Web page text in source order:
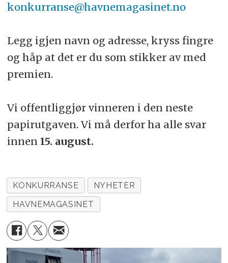
konkurranse@havnemagasinet.no
Legg igjen navn og adresse, kryss fingre
og håp at det er du som stikker av med
premien.
Vi offentliggjør vinneren i den neste
papirutgaven. Vi må derfor ha alle svar
innen 15. august.
KONKURRANSE
NYHETER
HAVNEMAGASINET